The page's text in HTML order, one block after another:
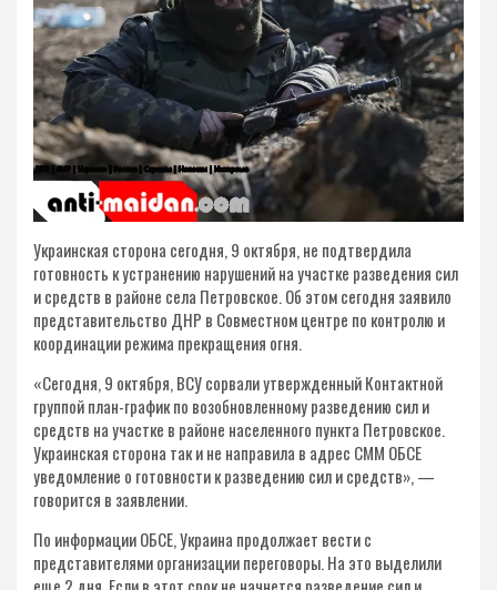
Украинская сторона сегодня, 9 октября, не подтвердила
готовность к устранению нарушений на участке разведения сил
и средств в районе села Петровское. Об этом сегодня заявило
представительство ДНР в Совместном центре по контролю и
координации режима прекращения огня.
«Сегодня, 9 октября, ВСУ сорвали утвержденный Контактной
группой план-график по возобновленному разведению сил и
средств на участке в районе населенного пункта Петровское.
Украинская сторона так и не направила в адрес СММ ОБСЕ
уведомление о готовности к разведению сил и средств», —
говорится в заявлении.
По информации ОБСЕ, Украина продолжает вести с
представителями организации переговоры. На это выделили